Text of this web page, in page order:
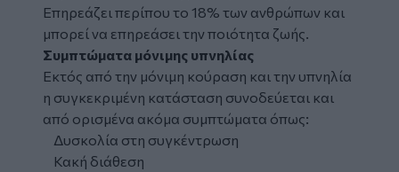
Επηρεάζει περίπου το 18% των ανθρώπων και
μπορεί να επηρεάσει την ποιότητα ζωής.
Συμπτώματα μόνιμης υπνηλίας
Εκτός από την μόνιμη κούραση και την υπνηλία
η συγκεκριμένη κατάσταση συνοδεύεται και
από ορισμένα ακόμα συμπτώματα όπως:
Δυσκολία στη συγκέντρωση
Κακή διάθεση